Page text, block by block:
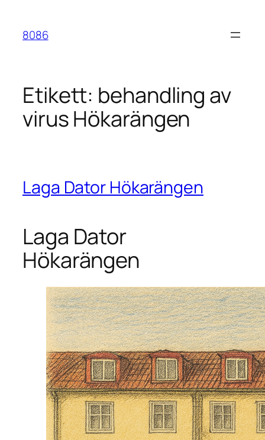
innehåll
8086
Etikett: behandling av
virus Hökarängen
Laga Dator Hökarängen
Laga Dator
Hökarängen